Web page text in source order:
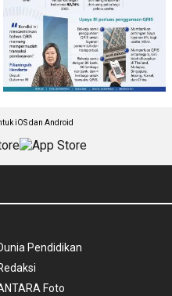
iOS dan Android
Pendidikan
Foto